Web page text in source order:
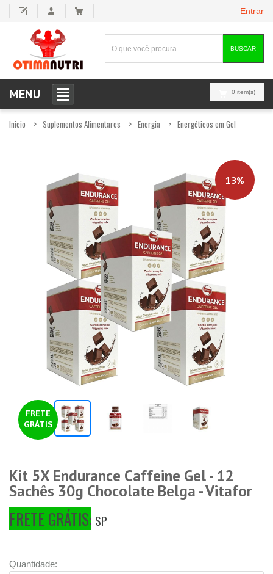
Entrar
BUSCAR
0 item(s)
MENU
Inicio Suplementos Alimentares Energia Energéticos em Gel
13%
FRETE
GRÁTIS
Kit 5X Endurance Caffeine Gel - 12
Sachês 30g Chocolate Belga - Vitafor
FRETE GRÁTIS: SP
Quantidade: